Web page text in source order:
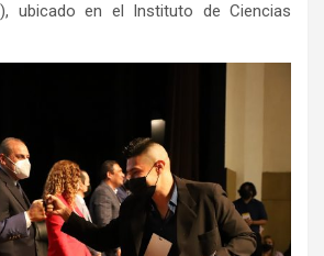
ubicado en el Instituto de Ciencias